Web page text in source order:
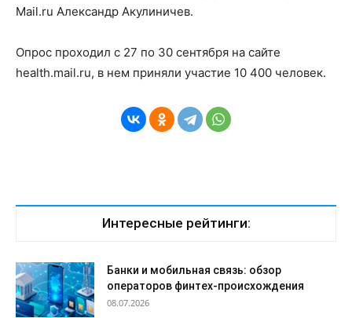
Mail.ru Александр Акулиничев.
Опрос проходил с 27 по 30 сентября на сайте
health.mail.ru, в нем приняли участие 10 400 человек.
Интересные рейтинги:
Банки и мобильная связь: обзор
операторов финтех-происхождения
08.07.2026